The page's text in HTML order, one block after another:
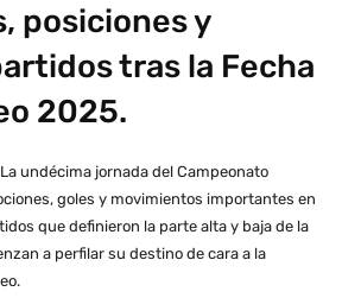
posiciones y
tras la Fecha
2025.
undécima jornada del Campeonato
goles y movimientos importantes en
que definieron la parte alta y baja de la
a perfilar su destino de cara a la